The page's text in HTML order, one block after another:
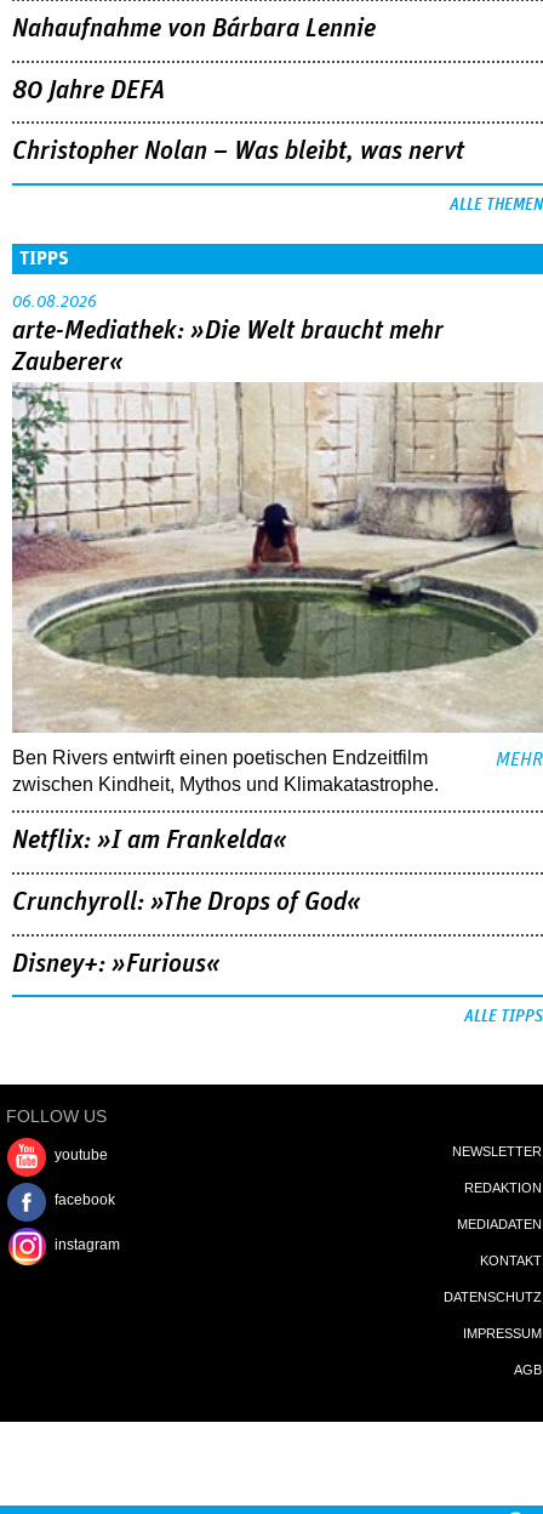
Nahaufnahme von Bárbara Lennie
80 Jahre DEFA
Christopher Nolan – Was bleibt, was nervt
ALLE THEMEN
TIPPS
06.08.2026
arte-Mediathek: »Die Welt braucht mehr
Zauberer«
Ben Rivers entwirft einen poetischen Endzeitfilm
zwischen Kindheit, Mythos und Klimakatastrophe.
MEHR
Netflix: »I am Frankelda«
Crunchyroll: »The Drops of God«
Disney+: »Furious«
ALLE TIPPS
FOLLOW US
youtube
facebook
instagram
NEWSLETTER
REDAKTION
MEDIADATEN
KONTAKT
DATENSCHUTZ
IMPRESSUM
AGB